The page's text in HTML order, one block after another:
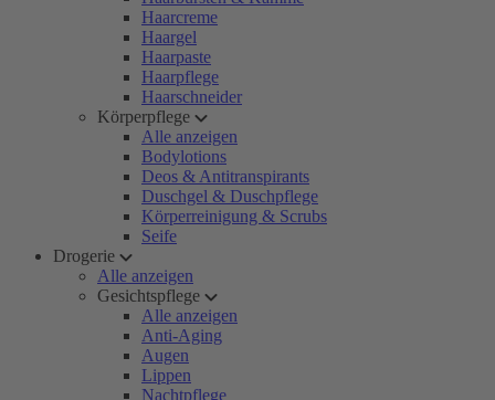
Haarcreme
Haargel
Haarpaste
Haarpflege
Haarschneider
Körperpflege
Alle anzeigen
Bodylotions
Deos & Antitranspirants
Duschgel & Duschpflege
Körperreinigung & Scrubs
Seife
Drogerie
Alle anzeigen
Gesichtspflege
Alle anzeigen
Anti-Aging
Augen
Lippen
Nachtpflege